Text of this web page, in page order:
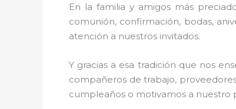
En la familia y amigos más
comunión, confirmación, bodas,
atención a nuestros invitados.
Y gracias a esa tradición que nos
compañeros de trabajo,
cumpleaños o motivamos a nuestro